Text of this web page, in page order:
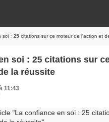
soi : 25 citations sur ce moteur de l'action et
soi : 25 citations sur
la réussite
11:43